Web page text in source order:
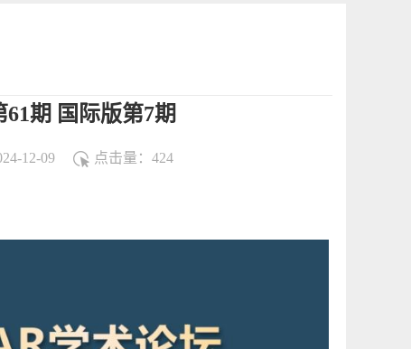
期 国际版第7期
12-09 点击量： 424